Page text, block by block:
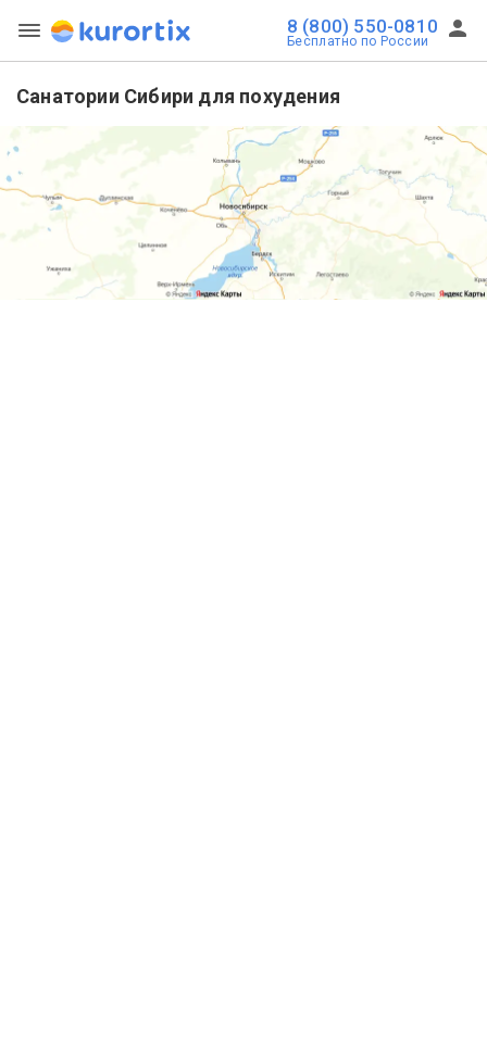
8 (800) 550-0810
Бесплатно по России
Санатории Сибири для похудения